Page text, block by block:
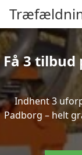
Få 3
Indhent 3
Padborg – helt